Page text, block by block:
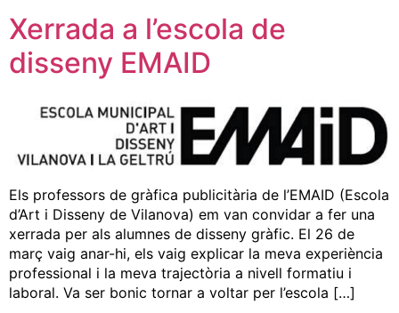
Xerrada a l’escola de
disseny EMAID
Els professors de gràfica publicitària de l’EMAID (Escola
d’Art i Disseny de Vilanova) em van convidar a fer una
xerrada per als alumnes de disseny gràfic. El 26 de
març vaig anar-hi, els vaig explicar la meva experiència
professional i la meva trajectòria a nivell formatiu i
laboral. Va ser bonic tornar a voltar per l’escola […]